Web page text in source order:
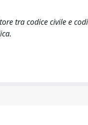
tra codice civile e